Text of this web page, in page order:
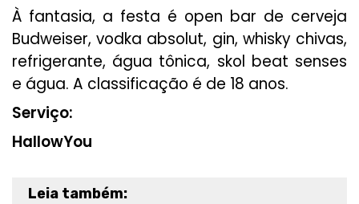
À fantasia, a festa é open bar de cerveja
Budweiser, vodka absolut, gin, whisky chivas,
refrigerante, água tônica, skol beat senses
e água. A classificação é de 18 anos.
Serviço:
HallowYou
Leia também: